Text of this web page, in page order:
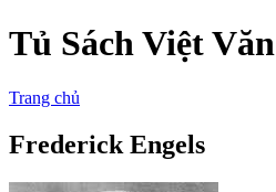
Tủ Sách Việt Văn
Trang chủ
Frederick Engels